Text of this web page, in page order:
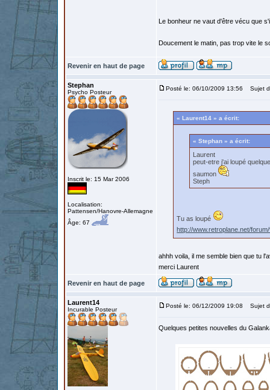
Le bonheur ne vaut d'être vécu que
Doucement le matin, pas trop vite le
Revenir en haut de page
Stephan
Psycho Posteur
Inscrit le: 15 Mar 2006
Localisation:
Pattensen/Hanovre-Allemagne
Âge: 67
Posté le: 06/10/2009 13:56 Sujet
« Laurent14 » a écrit:
« Stephan » a écrit:
Laurent
peut-etre j'ai loupé
saumon
Steph
Tu as loupé
http://www.retroplane.net/
ahhh voila, il me semble bien que tu
merci Laurent
Revenir en haut de page
Laurent14
Incurable Posteur
Posté le: 06/12/2009 19:08 Sujet
Quelques petites nouvelles du